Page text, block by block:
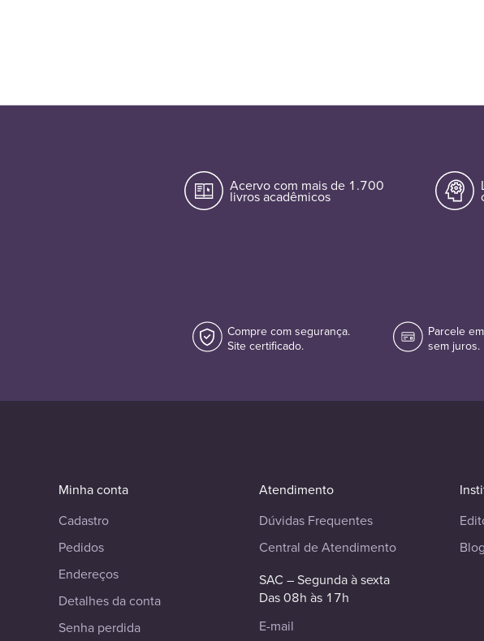
Acervo com mais de 1.700
livros acadêmicos
Compre com segurança.
Site certificado.
Parcele
sem juros.
Minha conta
Cadastro
Pedidos
Endereços
Detalhes da conta
Senha perdida
Atendimento
Dúvidas Frequentes
Central de Atendimento
SAC – Segunda à sexta
Das 08h às 17h
E-mail
Blog